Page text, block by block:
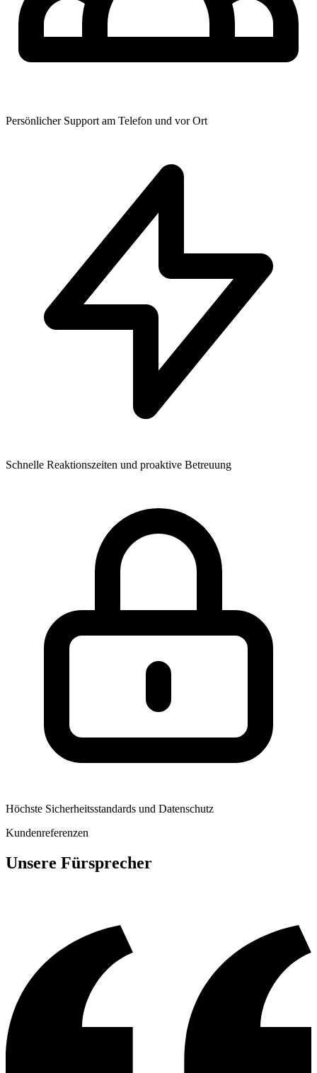
Persönlicher Support am Telefon und vor Ort
Schnelle Reaktionszeiten und proaktive Betreuung
Höchste Sicherheitsstandards und Datenschutz
Kundenreferenzen
Unsere Fürsprecher